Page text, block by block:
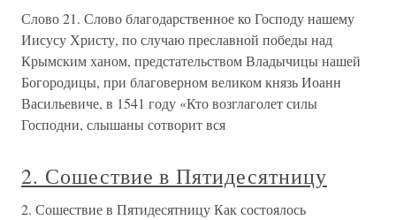
Слово 21. Слово благодарственное ко Господу нашему
Иисусу Христу, по случаю преславной победы над
Крымским ханом, предстательством Владычицы нашей
Богородицы, при благоверном великом князь Иоанн
Васильевиче, в 1541 году «Кто возглаголет силы
Господни, слышаны сотворит вся
2. Сошествие в Пятидесятницу
2. Сошествие в Пятидесятницу Как состоялось